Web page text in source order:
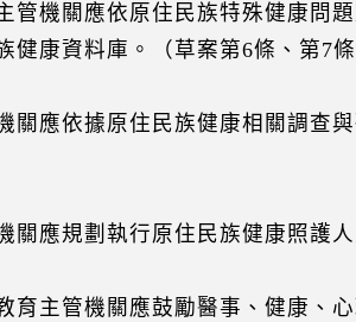
管機關應依原住民族特殊健康問
健康資料庫。（草案第6條、第7條
關應依據原住民族健康相關調查
關應規劃執行原住民族健康照護
育主管機關應鼓勵醫事、健康、